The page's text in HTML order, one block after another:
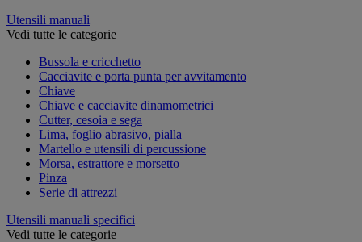
Utensili manuali
Vedi tutte le categorie
Bussola e cricchetto
Cacciavite e porta punta per avvitamento
Chiave
Chiave e cacciavite dinamometrici
Cutter, cesoia e sega
Lima, foglio abrasivo, pialla
Martello e utensili di percussione
Morsa, estrattore e morsetto
Pinza
Serie di attrezzi
Utensili manuali specifici
Vedi tutte le categorie